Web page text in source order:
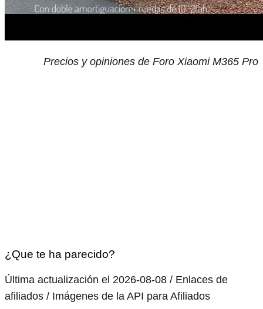
Precios y opiniones de Foro Xiaomi M365 Pro
¿Que te ha parecido?
Última actualización el 2026-08-08 / Enlaces de
afiliados / Imágenes de la API para Afiliados